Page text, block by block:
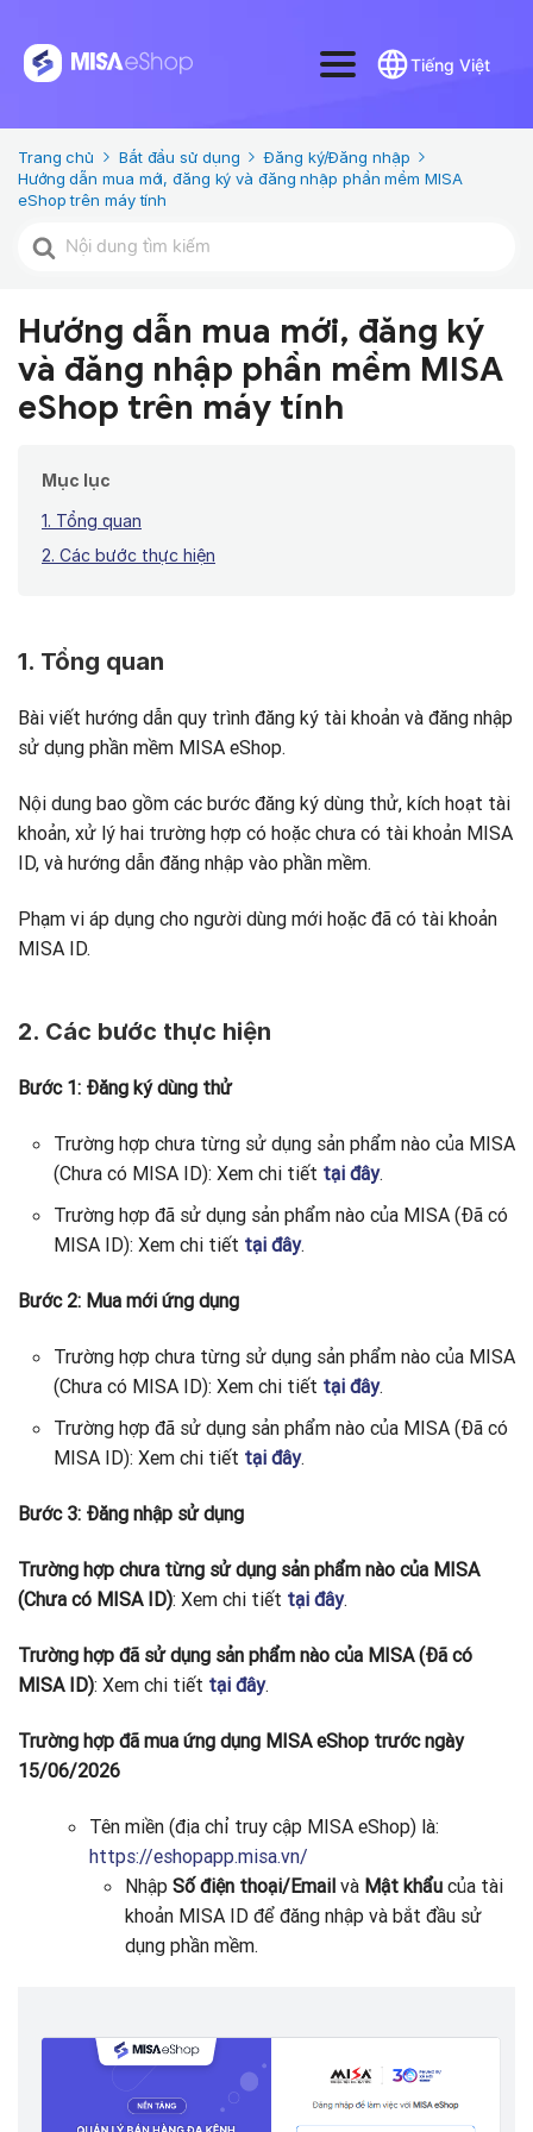
Tiếng Việt
Trang chủ Bắt đầu sử dụng
Đăng ký/Đăng nhập
Hướng dẫn mua mới, đăng ký và đăng nhập phần mềm MISA
eShop trên máy tính
Tìm
kiếm
Hướng dẫn mua mới, đăng ký
và đăng nhập phần mềm MISA
eShop trên máy tính
Mục lục
1. Tổng quan
2. Các bước thực hiện
1. Tổng quan
Bài viết hướng dẫn quy trình đăng ký tài khoản và đăng nhập
sử dụng phần mềm MISA eShop.
Nội dung bao gồm các bước đăng ký dùng thử, kích hoạt tài
khoản, xử lý hai trường hợp có hoặc chưa có tài khoản MISA
ID, và hướng dẫn đăng nhập vào phần mềm.
Phạm vi áp dụng cho người dùng mới hoặc đã có tài khoản
MISA ID.
2. Các bước thực hiện
Bước 1: Đăng ký dùng thử
Trường hợp chưa từng sử dụng sản phẩm nào của MISA
(Chưa có MISA ID): Xem chi tiết tại đây.
Trường hợp đã sử dụng sản phẩm nào của MISA (Đã có
MISA ID): Xem chi tiết tại đây.
Bước 2: Mua mới ứng dụng
Trường hợp chưa từng sử dụng sản phẩm nào của MISA
(Chưa có MISA ID): Xem chi tiết tại đây.
Trường hợp đã sử dụng sản phẩm nào của MISA (Đã có
MISA ID): Xem chi tiết tại đây.
Bước 3: Đăng nhập sử dụng
Trường hợp chưa từng sử dụng sản phẩm nào của MISA
(Chưa có MISA ID): Xem chi tiết tại đây.
Trường hợp đã sử dụng sản phẩm nào của MISA (Đã có
MISA ID): Xem chi tiết tại đây.
Trường hợp đã mua ứng dụng MISA eShop trước ngày
15/06/2026
Tên miền (địa chỉ truy cập MISA eShop) là:
https://eshopapp.misa.vn/
Nhập Số điện thoại/Email và Mật khẩu của tài
khoản MISA ID để đăng nhập và bắt đầu sử
dụng phần mềm.